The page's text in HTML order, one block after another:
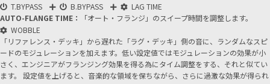
T.BYPASS B.BYPASS LAG TIME
AUTO-FLANGE TIME：
「オート・フランジ」のスイープ時間を調整します。
WOBBLE
「リファレンス・デッキ」から遅れた「ラグ・デッキ」側の音に、ランダムなスピ
ードのモジュレーションを加えます。低い設定値ではモジュレーションの効果が小
さく、エンジニアがフランジング効果を得る為にタイム調整をする、それと似てい
ます。 設定値を上げると、音楽的な領域を保ちながら、さらに過激な効果が得られ